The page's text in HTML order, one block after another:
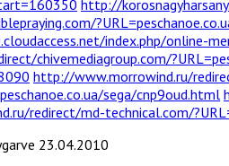
http://
index.php/online-
chivemediagroup.com/
http://www.morrowind.ru/
sega/cnp9oud.html
redirect/md-technical.com/
23.04.2010